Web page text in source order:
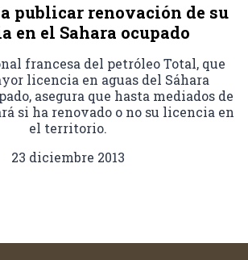
publicar renovación de su
en el Sahara ocupado
francesa del petróleo Total, que
licencia en aguas del Sáhara
asegura que hasta mediados de
si ha renovado o no su licencia en
el territorio.
23 diciembre 2013